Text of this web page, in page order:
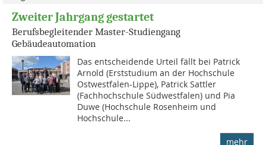
Zweiter Jahrgang gestartet
Berufsbegleitender Master-Studiengang
Gebäudeautomation
Das entscheidende Urteil fällt bei Patrick
Arnold (Erststudium an der Hochschule
Ostwestfalen-Lippe), Patrick Sattler
(Fachhochschule Südwestfalen) und Pia
Duwe (Hochschule Rosenheim und
Hochschule...
mehr